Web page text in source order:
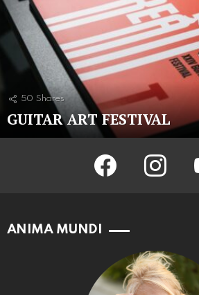
50 Shares
GUITAR ART FESTIVAL
facebook instagram
ANIMA MUNDI